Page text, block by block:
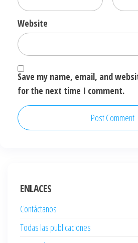
Website
Save my name, email, and
for the next time I comment.
ENLACES
Contáctanos
Todas las publicaciones